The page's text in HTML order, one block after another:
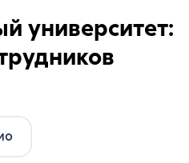
университет: